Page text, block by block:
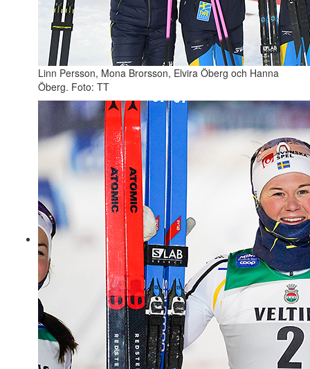
Linn Persson, Mona Brorsson, Elvira Öberg och Hanna
Öberg. Foto: TT